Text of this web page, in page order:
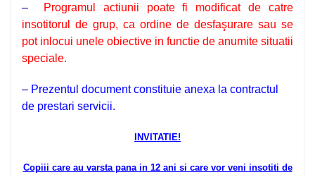
–
Programul actiunii poate fi modificat de catre
insotitorul de grup, ca ordine de desfaşurare sau se
pot inlocui unele obiective in functie de anumite situatii
speciale.
– Prezentul document constituie anexa la contractul
de prestari servicii.
INVITATIE!
Copiii care au varsta pana in 12 ani si care vor veni insotiti de